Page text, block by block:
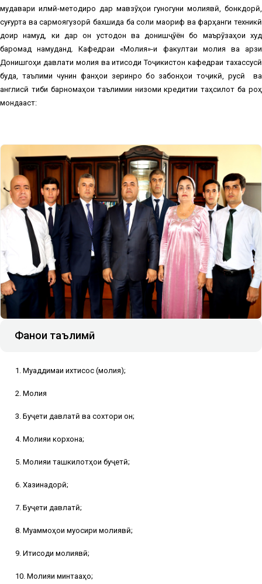
мудавари илмӣ-методиро дар мавзӯҳои гуногуни молиявӣ, бонкдорӣ,
суғурта ва сармоягузорӣ бахшида ба соли маориф ва фарҳанги техникӣ
доир намуд, ки дар он устодон ва донишҷӯён бо маърӯзаҳои худ
баромад намуданд. Кафедраи «Молия»-и факултаи молия ва қарзи
Донишгоҳи давлати молия ва иқтисоди Тоҷикистон кафедраи тахассусӣ
буда, таълими чунин фанҳои зеринро бо забонҳои тоҷикӣ, русӣ
ва
англисӣ тибқи барномаҳои таълимии низоми кредитии таҳсилот ба роҳ
мондааст:
Фанҳои таълимӣ
1. Муқаддимаи ихтисос (молия);
2. Молия
3. Буҷети давлатӣ ва сохтори он;
4. Молияи корхона;
5. Молияи ташкилотҳои буҷетӣ;
6. Хазинадорӣ;
7. Буҷети давлатӣ;
8. Муаммоҳои муосири молиявӣ;
9. Иқтисоди молиявӣ;
10. Молияи минтақаҳо;